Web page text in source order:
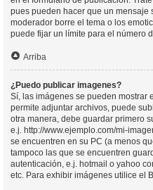
pues pueden hacer que un mensaje
moderador borre el tema o los
puede fijar un límite para el número
Arriba
¿Puedo publicar imagenes?
Sí, las imágenes se pueden mostrar
permite adjuntar archivos, puede
otra manera, debe guardar primero
e.j. http://www.ejemplo.com/mi-
se encuentren en su PC (a menos
tampoco las que se encuentren
autenticación, e.j. hotmail o yahoo
etc. Para exhibir imágenes utilice el